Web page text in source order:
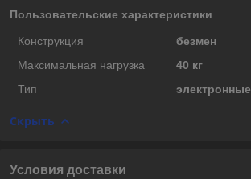
Пользовательские характеристики
Конструкция
безмен
Максимальная нагрузка
40 кг
Тип
электронные
Скрыть
Условия доставки